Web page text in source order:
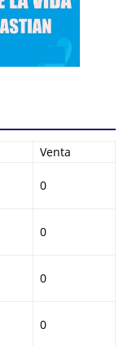
Venta
0
0
0
0